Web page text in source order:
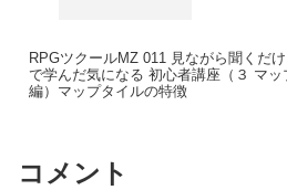
RPGツクールMZ 011 見ながら聞くだけ
で学んだ気になる 初心者講座（３ マッ
編）マップタイルの特徴
コメント